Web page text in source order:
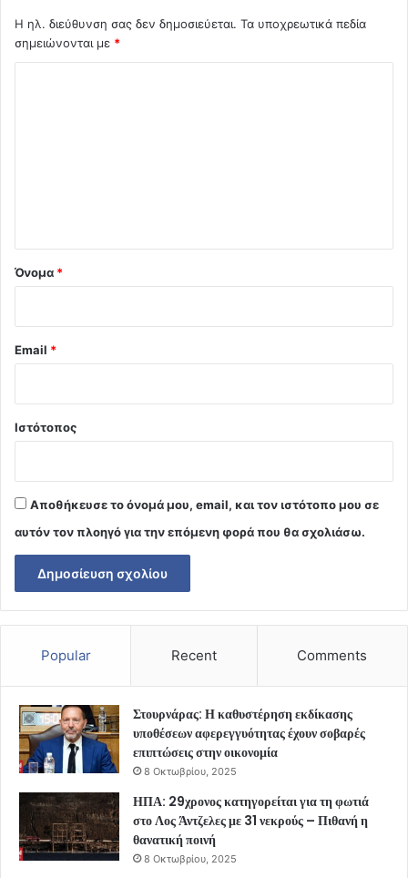
Η ηλ. διεύθυνση σας δεν δημοσιεύεται. Τα υποχρεωτικά πεδία
σημειώνονται με *
Όνομα *
Email *
Ιστότοπος
Αποθήκευσε το όνομά μου, email, και τον ιστότοπο μου σε
αυτόν τον πλοηγό για την επόμενη φορά που θα σχολιάσω.
Popular Recent Comments
Στουρνάρας: Η καθυστέρηση εκδίκασης
υποθέσεων αφερεγγυότητας έχουν σοβαρές
επιπτώσεις στην οικονομία
8 Οκτωβρίου, 2025
ΗΠΑ: 29χρονος κατηγορείται για τη φωτιά
στο Λος Άντζελες με 31 νεκρούς – Πιθανή η
θανατική ποινή
8 Οκτωβρίου, 2025